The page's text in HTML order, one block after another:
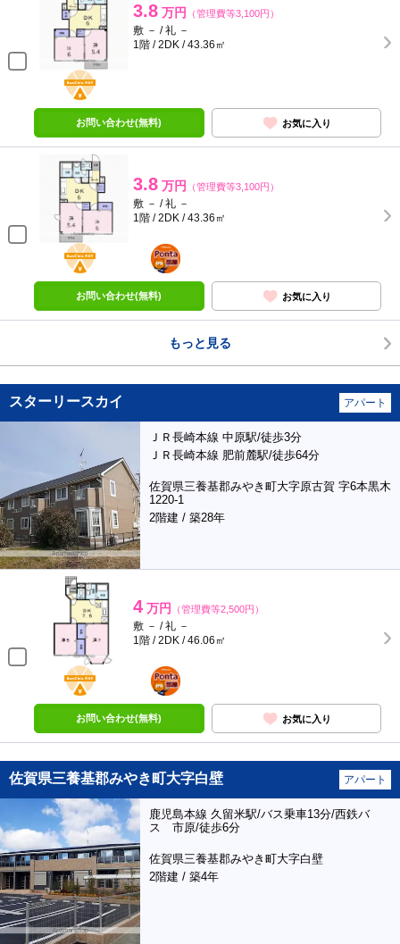
3.8 万円 （管理費等3,100円）
敷 － / 礼 －
1階 / 2DK / 43.36㎡
BunChinPAY
お問い合わせ(無料) お気に入り
3.8 万円 （管理費等3,100円）
敷 － / 礼 －
1階 / 2DK / 43.36㎡
BunChinPAY
ポンタ
部屋
お問い合わせ(無料) お気に入り
もっと見る
スターリースカイ アパート
ＪＲ長崎本線 中原駅/徒歩3分
ＪＲ長崎本線 肥前麓駅/徒歩64分
佐賀県三養基郡みやき町大字原古賀 字6本黒木
1220-1
2階建 / 築28年
4 万円 （管理費等2,500円）
敷 － / 礼 －
1階 / 2DK / 46.06㎡
BunChinPAY
ポンタ
部屋
お問い合わせ(無料) お気に入り
佐賀県三養基郡みやき町大字白壁 アパート
鹿児島本線 久留米駅/バス乗車13分/西鉄バ
ス 市原/徒歩6分
佐賀県三養基郡みやき町大字白壁
2階建 / 築4年